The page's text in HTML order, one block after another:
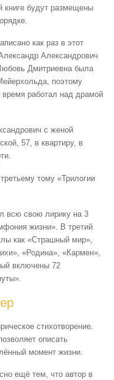
книге будут размещены
как раз в этот
Александрович
Дмитриевна была
поэтому
работал над драмой
с женой
57, в квартиру, в
тому «Трилогии
всю свою лирику на 3
жизни». В третий
как «Страшный мир»,
«Родина», «Кармен»,
включены 72
стихотворение.
описать
момент жизни.
ещё тем, что автор в